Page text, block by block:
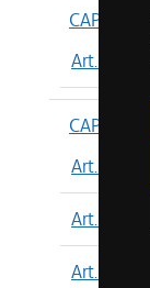
CAPO I
Art. 199
CAPO II
Art. 200
Art. 201
Art. 202